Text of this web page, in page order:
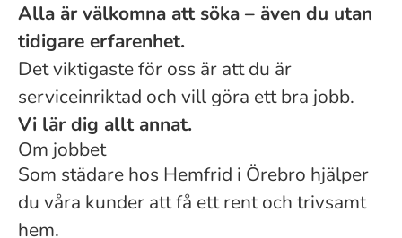
Alla är välkomna att söka – även du utan
tidigare erfarenhet.
Det viktigaste för oss är att du är
serviceinriktad och vill göra ett bra jobb.
Vi lär dig allt annat.
Om jobbet
Som städare hos Hemfrid i Örebro hjälper
du våra kunder att få ett rent och trivsamt
hem.